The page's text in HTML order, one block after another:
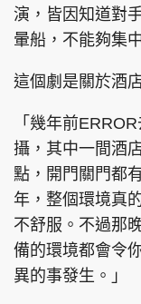
演，皆因知道對
暈船，不能夠集
這個劇是關於酒
「幾年前
攝，其中一間酒
點，開門關門都
年，整個環境真
不舒服。不過那
備的環境都會令
異的事發生。」